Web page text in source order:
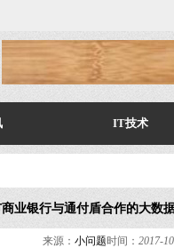
IT技术
业银行与通付盾合作的大数
来源： 小问题时间： 2017-